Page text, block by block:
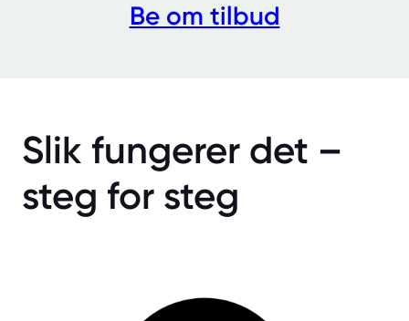
Be om tilbud
Slik fungerer det –
steg for steg